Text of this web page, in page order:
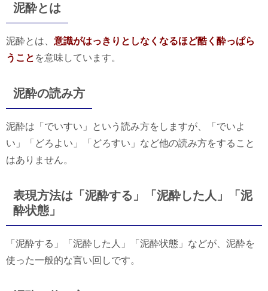
泥酔とは
泥酔とは、 意識がはっきりとしなくなるほど酷く酔っぱら
うこと を意味しています。
泥酔の読み方
泥酔は「でいすい」という読み方をしますが、「でいよ
い」「どろよい」「どろすい」など他の読み方をすること
はありません。
表現方法は「泥酔する」「泥酔した人」「泥
酔状態」
「泥酔する」「泥酔した人」「泥酔状態」などが、泥酔を
使った一般的な言い回しです。